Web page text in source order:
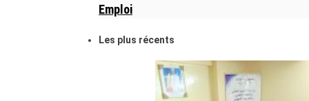
Emploi
Les plus récents